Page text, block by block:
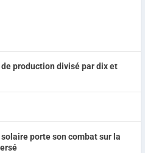
production divisé par dix et
porte son combat sur la